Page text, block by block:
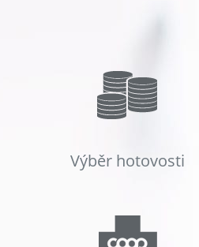
Výběr hotovosti